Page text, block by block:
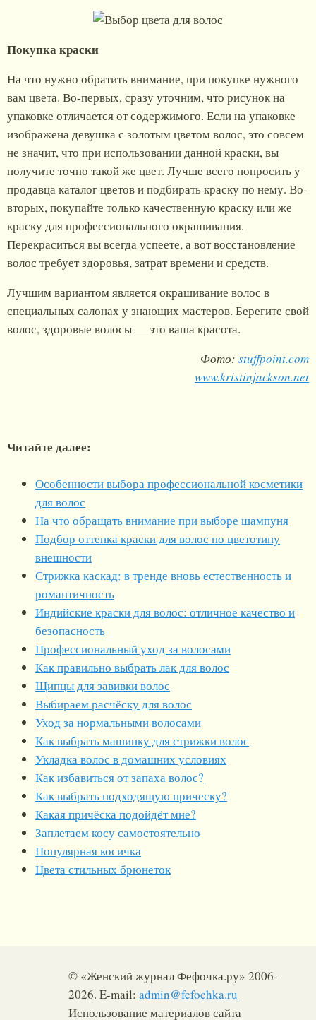
Покупка краски
На что нужно обратить внимание, при покупке нужного
вам цвета. Во-первых, сразу уточним, что рисунок на
упаковке отличается от содержимого. Если на упаковке
изображена девушка с золотым цветом волос, это совсем
не значит, что при использовании данной краски, вы
получите точно такой же цвет. Лучше всего попросить у
продавца каталог цветов и подбирать краску по нему. Во-
вторых, покупайте только качественную краску или же
краску для профессионального окрашивания.
Перекраситься вы всегда успеете, а вот восстановление
волос требует здоровья, затрат времени и средств.
Лучшим вариантом является окрашивание волос в
специальных салонах у знающих мастеров. Берегите свой
волос, здоровые волосы — это ваша красота.
Фото: stuffpoint.com
www.kristinjackson.net
Читайте далее:
Особенности выбора профессиональной косметики
для волос
На что обращать внимание при выборе шампуня
Подбор оттенка краски для волос по цветотипу
внешности
Стрижка каскад: в тренде вновь естественность и
романтичность
Индийские краски для волос: отличное качество и
безопасность
Профессиональный уход за волосами
Как правильно выбрать лак для волос
Щипцы для завивки волос
Выбираем расчёску для волос
Уход за нормальными волосами
Как выбрать машинку для стрижки волос
Укладка волос в домашних условиях
Как избавиться от запаха волос?
Как выбрать подходящую прическу?
Какая причёска подойдёт мне?
Заплетаем косу самостоятельно
Популярная косичка
Цвета стильных брюнеток
© «Женский журнал Фефочка.ру» 2006-
2026. E-mail: admin@fefochka.ru
Использование материалов сайта